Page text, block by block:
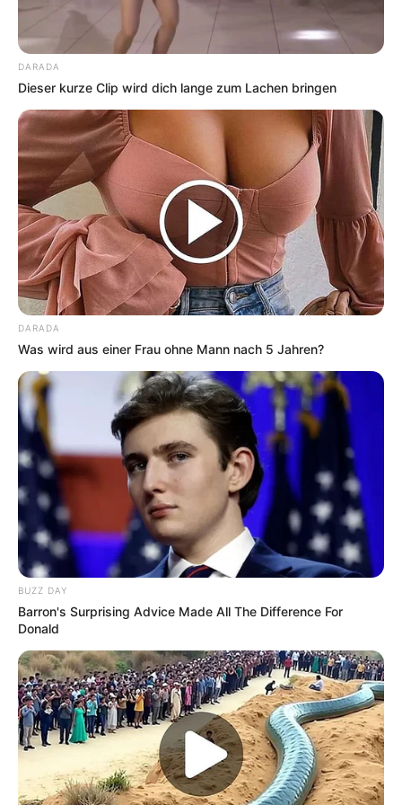
Joppie Sauce passt hervorragend in jede
Dipschale.
Praktische Tipps für
den Alltag
Meal Prep:Bereite die Sauce am Vortag
zu, damit sie richtig durchziehen kann.
Partytauglich:Joppie Sauce lässt sich
sorgt bei jedem Buffet für Begeisterung.
Regional variieren:Probiere statt
Essiggurken einmal Cornichons oder
saure Gurken aus Österreich– der
Geschmack variiert leicht, bleibt aber
köstlich.
Experimentieren:Wer gerne neue
Geschmacksrichtungen testet, kann
zusätzlich etwasHonig oder Ahornsirup
Fazit
„Unbedingt ausprobieren: Geniales Rezept:
Joppie Sauce Rezept!
“ – dieser Satz trifft den
Nagel auf den Kopf. Denn die legendäre
DARADA
Dieser kurze Clip wird dich lange zum Lachen bringen
DARADA
Was wird aus einer Frau ohne Mann nach 5 Jahren?
BUZZ DAY
Barron's Surprising Advice Made All The Difference For
Donald